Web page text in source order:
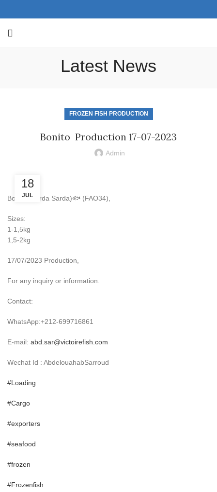
Latest News
FROZEN FISH PRODUCTION
Bonito Production 17-07-2023
Admin
18
JUL
Bonito (Sarda Sarda)🐟 (FAO34),
Sizes:
1-1,5kg
1,5-2kg
17/07/2023 Production,
For any inquiry or information:
Contact:
WhatsApp:+212-699716861
E-mail: abd.sar@victoirefish.com
Wechat Id : AbdelouahabSarroud
#Loading
#Cargo
#exporters
#seafood
#frozen
#Frozenfish